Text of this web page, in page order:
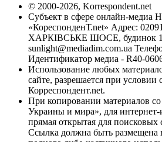
© 2000-2026, Korrespondent.net
Субъект в сфере онлайн-медиа
«КореспонденТ.net» Адрес:
ХАРКІВСЬКЕ ШОСЕ, будинок
sunlight@mediadim.com.ua
Идентификатор медиа - R40-
Использование любых
сайте, разрешается при условии
Корреспондент.net.
При копировании материалов
Украины и мира», для интернет-
прямая открытая для поисковых
Ссылка должна быть размещена